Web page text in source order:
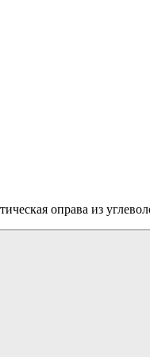
оправа из